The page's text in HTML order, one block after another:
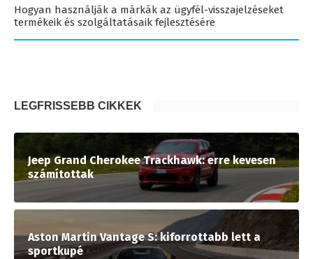
Hogyan használják a márkák az ügyfél-visszajelzéseket
termékeik és szolgáltatásaik fejlesztésére
LEGFRISSEBB CIKKEK
Jeep Grand Cherokee Trackhawk: erre kevesen
számítottak
Aston Martin Vantage S: kiforrottabb lett a
sportkupé